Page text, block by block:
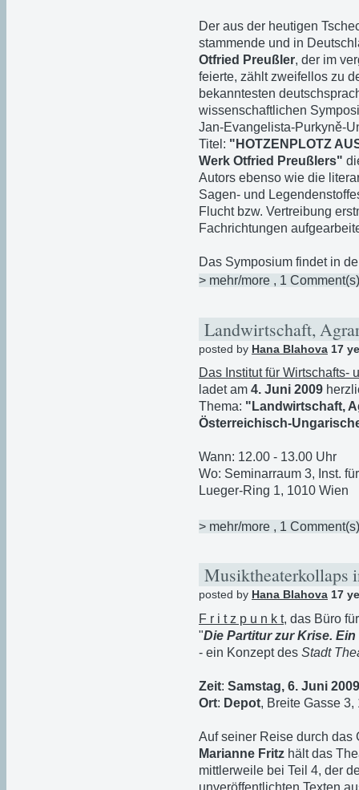
Der aus der heutigen
stammende und in
Otfried Preußler, der im
feierte, zählt zweifellos zu
bekanntesten
wissenschaftlichen
Jan-Evangelista-Purkyně-
Titel: "HOTZENPLOTZ
Werk Otfried Preußlers"
Autors ebenso wie die
Sagen- und
Flucht bzw. Vertreibung
Fachrichtungen
Das Symposium findet in
> mehr/more , 1 Comment(s)
Landwirtschaft,
posted by Hana Blahova 17
Das Institut für Wirtschafts-
ladet am 4. Juni 2009
Thema: "Landwirtschaft,
Österreichisch-
Wann: 12.00 - 13.00 Uhr
Wo: Seminarraum 3, Inst.
Lueger-Ring 1, 1010 Wien
> mehr/more , 1 Comment(s)
Musiktheaterkollaps
posted by Hana Blahova 17
F r i t z p u n k t, das Büro
"Die Partitur zur Krise.
- ein Konzept des Stadt
Zeit: Samstag, 6. Juni
Ort: Depot, Breite Gasse 3,
Auf seiner Reise durch das
Marianne Fritz hält das
mittlerweile bei Teil 4, der
unveröffentlichten Texten